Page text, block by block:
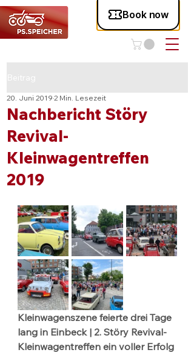
Nachbericht Störy
Revival-
Kleinwagentreffen
2019
20. Juni 2019 2 Min. Lesezeit
Kleinwagenszene feierte drei Tage
lang in Einbeck | 2. Störy Revival-
Kleinwagentreffen ein voller Erfolg